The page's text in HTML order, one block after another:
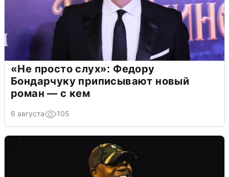
«Не просто слух»: Федору
Бондарчуку приписывают новый
роман — с кем
6 августа 105